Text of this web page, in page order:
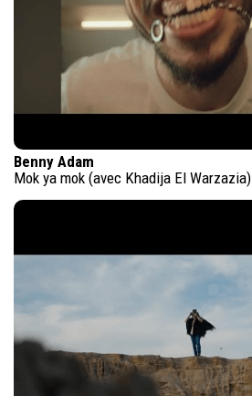
Benny Adam
Mok ya mok (avec Khadija El Warzazia)